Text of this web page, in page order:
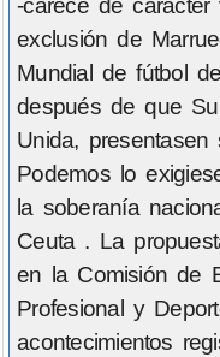
-carece de carácter
exclusión de
Mundial de fútbol
después de que
Unida,
Podemos lo
la soberanía
Ceuta . La
en la Comisión de
Profesional y
acontecimientos